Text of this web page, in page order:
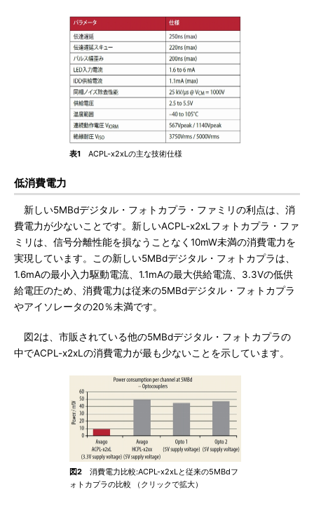
表1 ACPL-x2xLの主な技術仕様
低消費電力
新しい5MBdデジタル・フォトカプラ・ファミリの利点は、消
費電力が少ないことです。新しいACPL-x2xLフォトカプラ・ファ
ミリは、信号分離性能を損なうことなく10mW未満の消費電力を
実現しています。この新しい5MBdデジタル・フォトカプラは、
1.6mAの最小入力駆動電流、1.1mAの最大供給電流、3.3Vの低供
給電圧のため、消費電力は従来の5MBdデジタル・フォトカプラ
やアイソレータの20％未満です。
図2は、市販されている他の5MBdデジタル・フォトカプラの
中でACPL-x2xLの消費電力が最も少ないことを示しています。
図2 消費電力比較:ACPL-x2xLと従来の5MBdフ
ォトカプラの比較 （クリックで拡大）